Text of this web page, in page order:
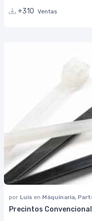
+310 Ventas
por Luis en Máquinaria,
Precintos